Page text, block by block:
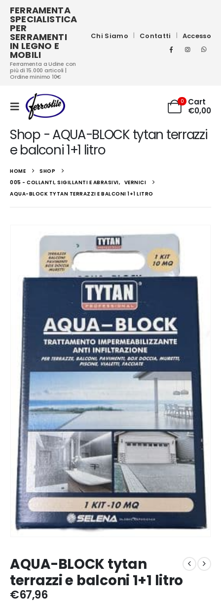
FERRAMENTA
SPECIALISTICA
PER
SERRAMENTI
IN LEGNO E
MOBILI
Ferramenta a Udine con
più di 15.000 articoli |
Ordine minimo 10€
Chi Siamo Contatti Accesso
0
Cart
€0,00
Shop - AQUA-BLOCK tytan terrazzi
e balconi 1+1 litro
HOME
SHOP
005 - COLLANTI, SIGILLANTI E ABRASIVI, VERNICI
AQUA-BLOCK TYTAN TERRAZZI E BALCONI 1+1 LITRO
AQUA-BLOCK tytan
terrazzi e balconi 1+1 litro
€67,96